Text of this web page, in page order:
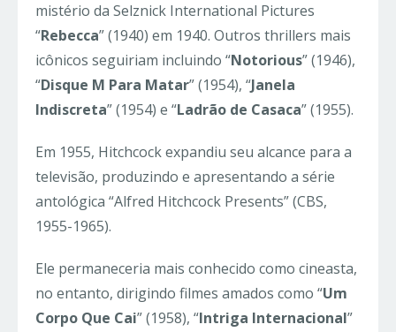
mistério da Selznick International Pictures
“Rebecca” (1940) em 1940. Outros thrillers mais
icônicos seguiriam incluindo “Notorious” (1946),
“Disque M Para Matar” (1954), “Janela
Indiscreta” (1954) e “Ladrão de Casaca” (1955).
Em 1955, Hitchcock expandiu seu alcance para a
televisão, produzindo e apresentando a série
antológica “Alfred Hitchcock Presents” (CBS,
1955-1965).
Ele permaneceria mais conhecido como cineasta,
no entanto, dirigindo filmes amados como “Um
Corpo Que Cai” (1958), “Intriga Internacional”